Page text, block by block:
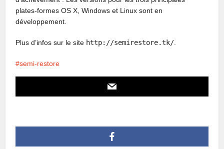
plates-formes OS X, Windows et Linux sont en
développement.
Plus d’infos sur le site http://semirestore.tk/
semi-restore